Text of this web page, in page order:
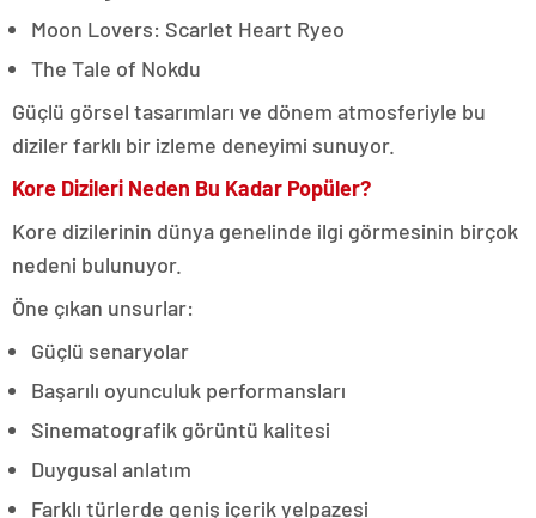
Moon Lovers: Scarlet Heart Ryeo
The Tale of Nokdu
Güçlü görsel tasarımları ve dönem atmosferiyle bu
diziler farklı bir izleme deneyimi sunuyor.
Kore Dizileri Neden Bu Kadar Popüler?
Kore dizilerinin dünya genelinde ilgi görmesinin birçok
nedeni bulunuyor.
Öne çıkan unsurlar:
Güçlü senaryolar
Başarılı oyunculuk performansları
Sinematografik görüntü kalitesi
Duygusal anlatım
Farklı türlerde geniş içerik yelpazesi